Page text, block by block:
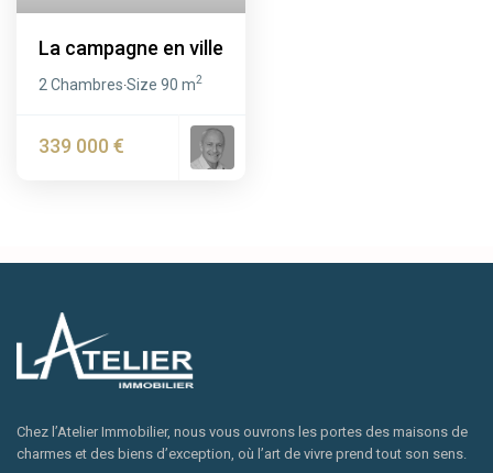
La campagne en ville
2 Chambres·Size90 m2
339 000 €
Chez l’Atelier Immobilier, nous vous ouvrons les portes des maisons de
charmes et des biens d’exception, où l’art de vivre prend tout son sens.